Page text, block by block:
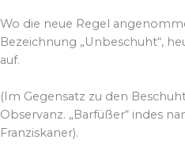
Wo die neue Regel
Bezeichnung „Unbeschuht“,
auf.
(Im Gegensatz zu den
Observanz. „Barfüßer“ indes
Franziskaner).